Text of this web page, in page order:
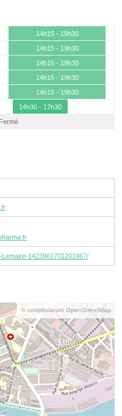
14h15 - 19h30
14h15 - 19h30
14h15 - 19h30
14h15 - 19h30
14h15 - 19h30
14h30 - 17h30
Fermé
1423961701201967/
© contributeurs OpenStreetMap